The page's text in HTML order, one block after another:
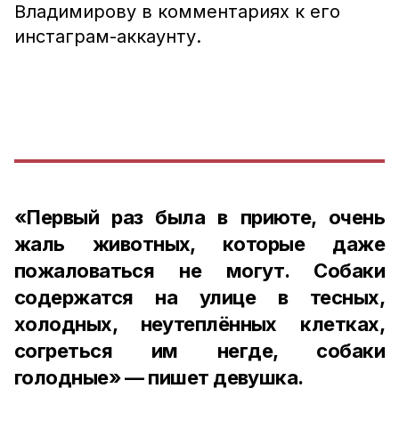
Владимирову в комментариях к его
инстаграм-аккаунту.
«Первый раз была в приюте, очень
жаль животных, которые даже
пожаловаться не могут. Собаки
содержатся на улице в тесных,
холодных, неутеплённых клетках,
согреться им негде, собаки
голодные» — пишет девушка.